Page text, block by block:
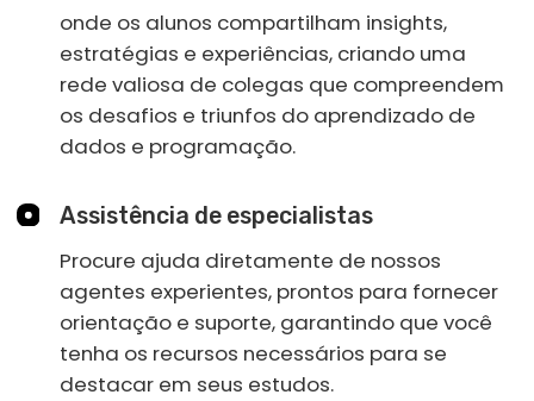
A Política de Programa de
Empregabilidade exige dedicação. Ela
requer esforço e foco para alcançar
completamente todas as exigências do
Faça o download de nosso
dinheiro